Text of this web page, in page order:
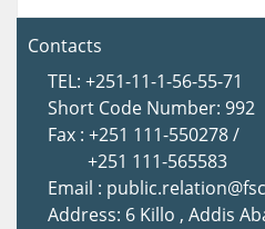
Contacts
TEL: +251-11-1-56-55-71
Short Code Number: 992
Fax : +251 111-550278 /
+251 111-565583
Email :
Address: 6 Killo , Addis